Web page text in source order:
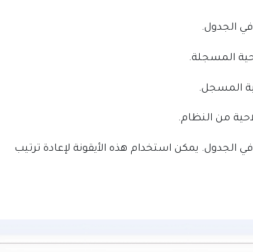
في الجدول.
المسجلة.
المسجل.
من النظام.
الجدول. يمكن استخدام هذه الأيقونة لإعادة ترتيب